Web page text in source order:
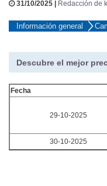
31/10/2025 | Redacción de
Información general
Descubre el mejor
Fecha
29-10-2025
30-10-2025